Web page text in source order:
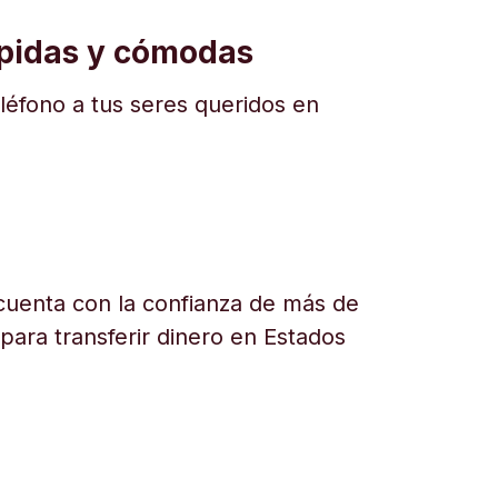
y cómodas
a tus seres queridos en
con la confianza de más de
transferir dinero en Estados